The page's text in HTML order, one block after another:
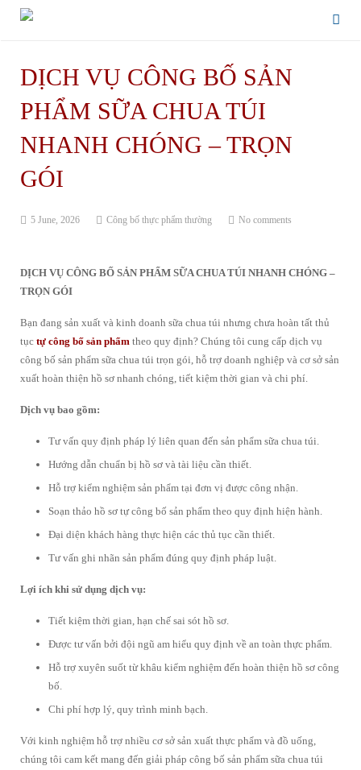
DỊCH VỤ CÔNG BỐ SẢN
PHẨM SỮA CHUA TÚI
NHANH CHÓNG – TRỌN
GÓI
5 June, 2026 Công bố thực phẩm thường No comments
DỊCH VỤ CÔNG BỐ SẢN PHẨM SỮA CHUA TÚI NHANH CHÓNG –
TRỌN GÓI
Bạn đang sản xuất và kinh doanh sữa chua túi nhưng chưa hoàn tất thủ
tục tự công bố sản phẩm theo quy định? Chúng tôi cung cấp dịch vụ
công bố sản phẩm sữa chua túi trọn gói, hỗ trợ doanh nghiệp và cơ sở sản
xuất hoàn thiện hồ sơ nhanh chóng, tiết kiệm thời gian và chi phí.
Dịch vụ bao gồm:
Tư vấn quy định pháp lý liên quan đến sản phẩm sữa chua túi.
Hướng dẫn chuẩn bị hồ sơ và tài liệu cần thiết.
Hỗ trợ kiểm nghiệm sản phẩm tại đơn vị được công nhận.
Soạn thảo hồ sơ tự công bố sản phẩm theo quy định hiện hành.
Đại diện khách hàng thực hiện các thủ tục cần thiết.
Tư vấn ghi nhãn sản phẩm đúng quy định pháp luật.
Lợi ích khi sử dụng dịch vụ:
Tiết kiệm thời gian, hạn chế sai sót hồ sơ.
Được tư vấn bởi đội ngũ am hiểu quy định về an toàn thực phẩm.
Hỗ trợ xuyên suốt từ khâu kiểm nghiệm đến hoàn thiện hồ sơ công
bố.
Chi phí hợp lý, quy trình minh bạch.
Với kinh nghiệm hỗ trợ nhiều cơ sở sản xuất thực phẩm và đồ uống,
chúng tôi cam kết mang đến giải pháp công bố sản phẩm sữa chua túi